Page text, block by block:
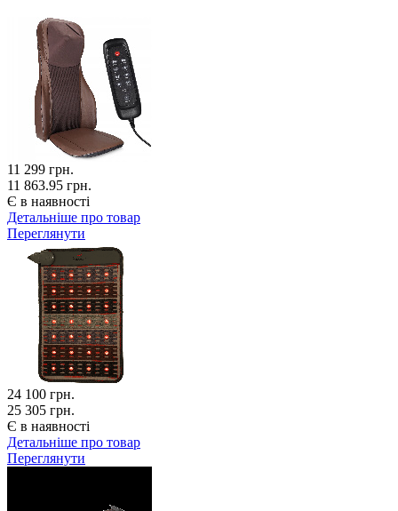
11 299 грн.
11 863.95 грн.
Є в наявності
Детальніше про товар
Переглянути
24 100 грн.
25 305 грн.
Є в наявності
Детальніше про товар
Переглянути